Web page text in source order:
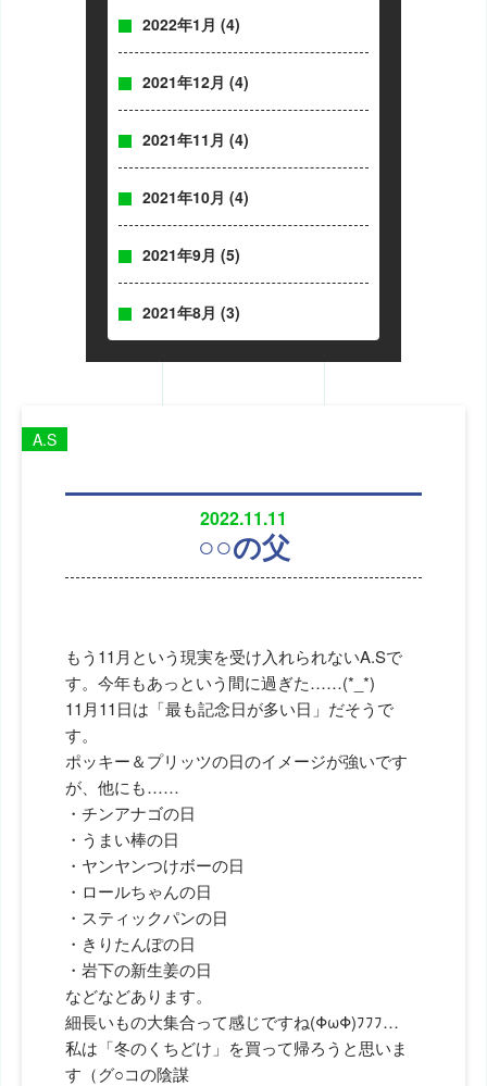
2022年1月 (4)
2021年12月 (4)
2021年11月 (4)
2021年10月 (4)
2021年9月 (5)
2021年8月 (3)
2022.11.11
○○の父
A.S
もう11月という現実を受け入れられないA.Sで
す。今年もあっという間に過ぎた……(*_*)
11月11日は「最も記念日が多い日」だそうで
す。
ポッキー＆プリッツの日のイメージが強いです
が、他にも……
・チンアナゴの日
・うまい棒の日
・ヤンヤンつけボーの日
・ロールちゃんの日
・スティックパンの日
・きりたんぽの日
・岩下の新生姜の日
などなどあります。
細長いもの大集合って感じですね(ΦωΦ)ﾌﾌﾌ…
私は「冬のくちどけ」を買って帰ろうと思いま
す（グ○コの陰謀